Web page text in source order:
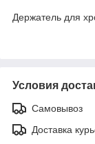
Держатель для
Условия
Самовывоз
Доставка